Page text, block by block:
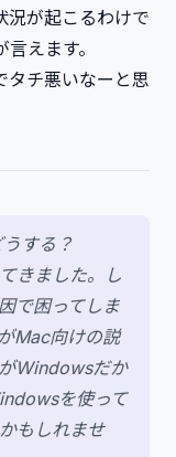
況が起こるわけで
えます。
タチ悪いなーと思
する？
きました。し
で困ってしま
Mac向けの説
Windowsだか
を使って
もしれませ